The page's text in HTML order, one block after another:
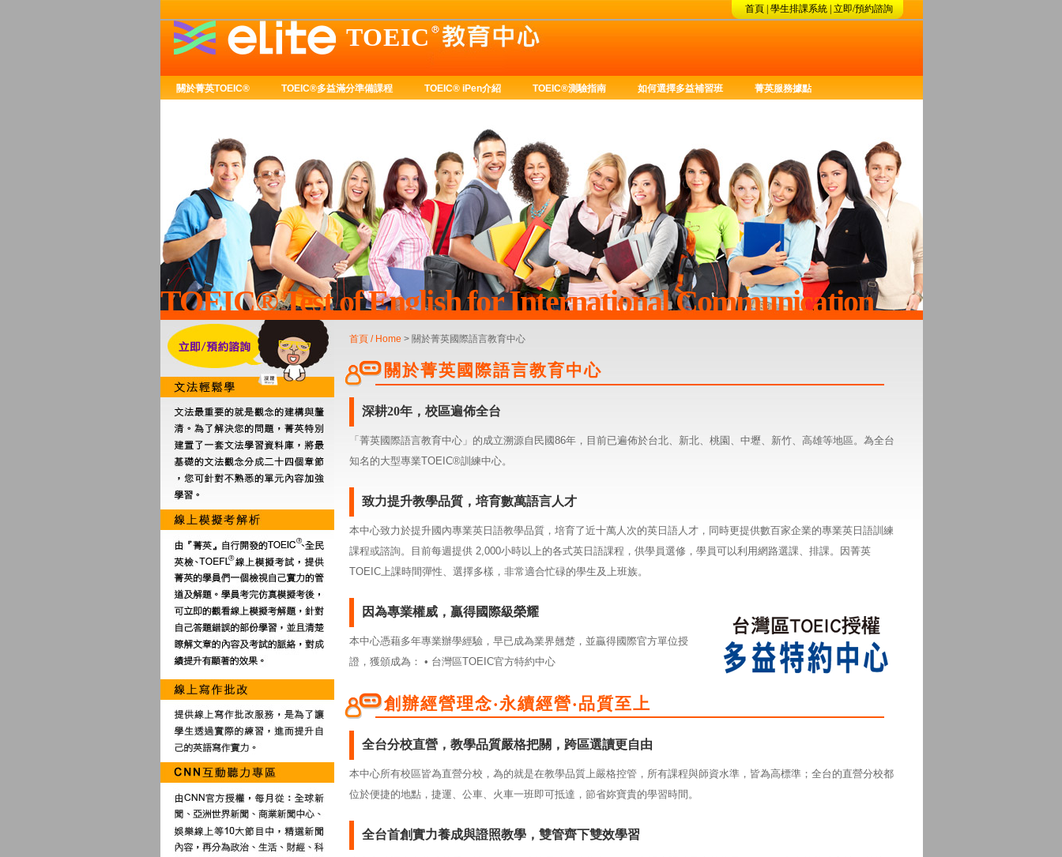
首頁| 學生排課系統| 立即/預約諮詢
TOEIC
關於菁英TOEIC® TOEIC®多益滿分準備課程 TOEIC® iPen介紹 TOEIC®測驗指南 如何選擇多益補習班 菁英服務據點
TOEIC® Test of English for International Communication
首頁 / Home > 關於菁英國際語言教育中心
關於菁英國際語言教育中心
深耕20年，校區遍佈全台
「菁英國際語言教育中心」的成立溯源自民國86年，目前已遍佈於台北、新北、桃園、中壢、新竹、高雄等地區。為全台
知名的大型專業TOEIC®訓練中心。
致力提升教學品質，培育數萬語言人才
本中心致力於提升國內專業英日語教學品質，培育了近十萬人次的英日語人才，同時更提供數百家企業的專業英日語訓練
課程或諮詢。目前每週提供 2,000小時以上的各式英日語課程，供學員選修，學員可以利用網路選課、排課。因菁英
TOEIC上課時間彈性、選擇多樣，非常適合忙碌的學生及上班族。
因為專業權威，贏得國際級榮耀
本中心憑藉多年專業辦學經驗，早已成為業界翹楚，並贏得國際官方單位授
證，獲頒成為： • 台灣區TOEIC官方特約中心
創辦經營理念‧永續經營‧品質至上
全台分校直營，教學品質嚴格把關，跨區選讀更自由
本中心所有校區皆為直營分校，為的就是在教學品質上嚴格控管，所有課程與師資水準，皆為高標準；全台的直營分校都
位於便捷的地點，捷運、公車、火車一班即可抵達，節省妳寶貴的學習時間。
全台首創實力養成與證照教學，雙管齊下雙效學習